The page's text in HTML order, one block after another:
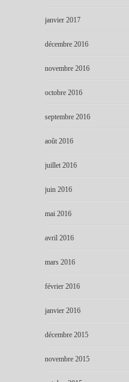
janvier 2017
décembre 2016
novembre 2016
octobre 2016
septembre 2016
août 2016
juillet 2016
juin 2016
mai 2016
avril 2016
mars 2016
février 2016
janvier 2016
décembre 2015
novembre 2015